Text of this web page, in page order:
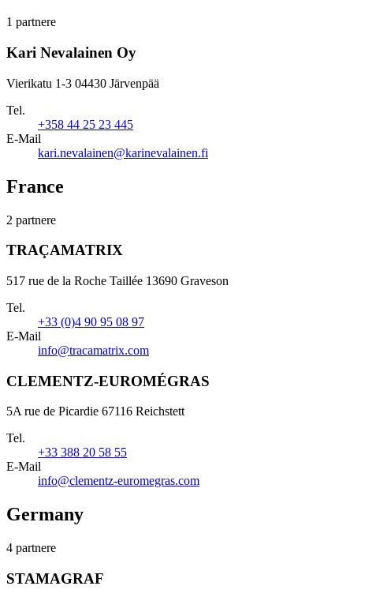
1 partnere
Kari Nevalainen Oy
Vierikatu 1-3 04430 Järvenpää
Tel.
+358 44 25 23 445
E-Mail
kari.nevalainen@karinevalainen.fi
France
2 partnere
TRAÇAMATRIX
517 rue de la Roche Taillée 13690 Graveson
Tel.
+33 (0)4 90 95 08 97
E-Mail
info@tracamatrix.com
CLEMENTZ-EUROMÉGRAS
5A rue de Picardie 67116 Reichstett
Tel.
+33 388 20 58 55
E-Mail
info@clementz-euromegras.com
Germany
4 partnere
STAMAGRAF